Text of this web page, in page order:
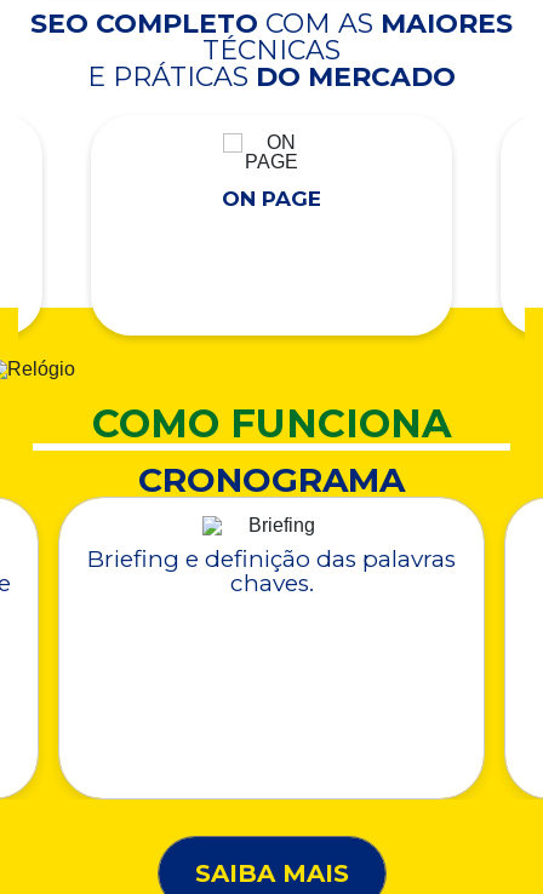
SEO COMPLETO COM AS MAIORES
TÉCNICAS
E PRÁTICAS DO MERCADO
ON PAGE
COMO FUNCIONA
CRONOGRAMA
Briefing e definição das palavras
chaves.
SAIBA MAIS